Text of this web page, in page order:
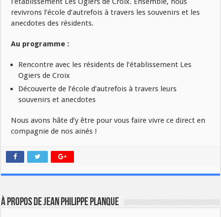
revivrons l’école d’autrefois à travers les souvenirs et les
anecdotes des résidents.
Au programme :
Rencontre avec les résidents de l’établissement Les
Ogiers de Croix
Découverte de l’école d’autrefois à travers leurs
souvenirs et anecdotes
Nous avons hâte d’y être pour vous faire vivre ce direct en
compagnie de nos ainés !
À propos de Jean Philippe Planque